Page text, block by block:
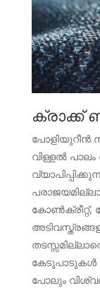
ക്രാക്ക്
പോളിയുറീൻ
വിള്ളൽ
കോൺക്രീറ്റ്,
കേടുപാടുകൾ
പോലും